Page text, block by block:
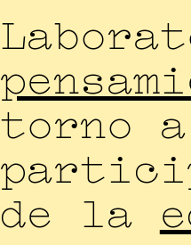
torno
de la